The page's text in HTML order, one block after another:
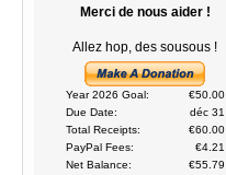
Merci de nous aider !
Allez hop, des sousous !
Year 2026 Goal:
€50.00
Due Date:
déc 31
Total Receipts:
€60.00
PayPal Fees:
€4.21
Net Balance:
€55.79